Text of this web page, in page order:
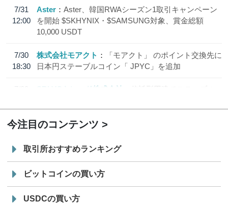
7/31
12:00
Aster
Aster、韓国RWAシーズン1取引キャンペーン
を開始 $SKHYNIX・$SAMSUNG対象、賞金総額
10,000 USDT
7/30
18:30
株式会社モアクト
「モアクト」 のポイント交換先に
日本円ステーブルコイン「 JPYC」を追加
7/29
SBI VCトレード株式会社
信託型円建てステーブル
今注目のコンテンツ
取引所おすすめランキング
ビットコインの買い方
USDCの買い方